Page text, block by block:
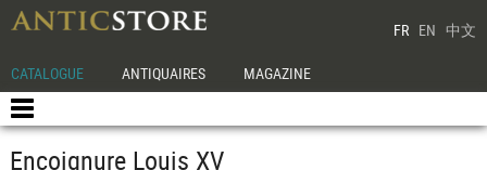
FR EN 中文
CATALOGUE ANTIQUAIRES MAGAZINE
Encoignure Louis XV